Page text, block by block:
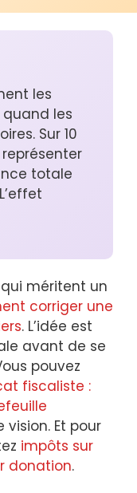
les
les
Sur 10
totale
méritent un
corriger une
. L’idée est
avant de se
pouvez
fiscaliste :
Et pour
impôts sur
donation.